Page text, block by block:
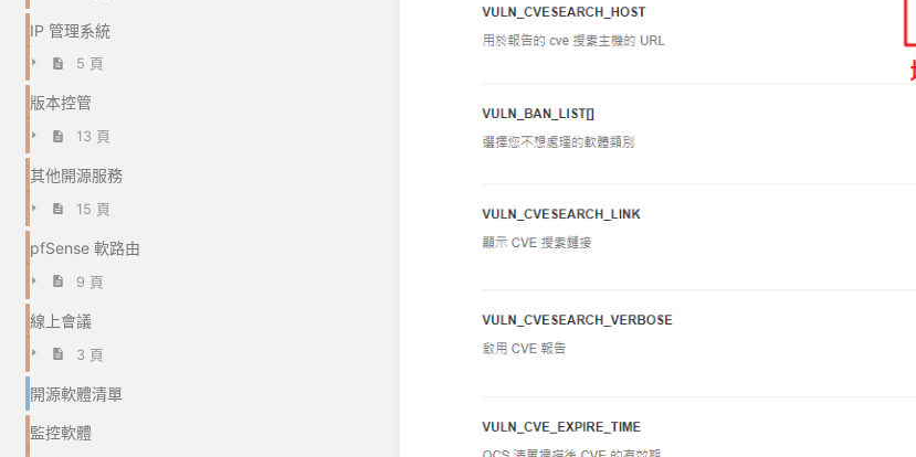
IP 管理系統
5 頁
版本控管
13 頁
其他開源服務
15 頁
pfSense 軟路由
9 頁
線上會議
3 頁
開源軟體清單
監控軟體